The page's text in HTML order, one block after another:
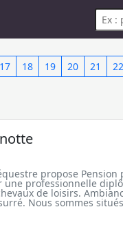
17 18 19 20 21 22
propose
une professionnelle
de loisirs.
Nous sommes